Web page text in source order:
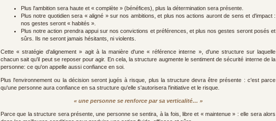
Plus l'ambition sera haute et « complète » (bénéfices), plus la détermination sera présente.
Plus notre quotidien sera « aligné » sur nos ambitions, et plus nos actions auront de sens et d'impact :
nos gestes seront « habités ».
Plus notre action prendra appui sur nos convictions et préférences, et plus nos gestes seront posés et
sûrs. Ils ne seront jamais hésitants, ni violents.
Cette « stratégie d'alignement » agit à la manière d'une « référence interne », d'une structure sur laquelle
chacun sait qu'il peut se reposer pour agir. En cela, la structure augmente le sentiment de sécurité interne de la
personne: ce qu'on appelle aussi confiance en soi.
Plus l'environnement ou la décision seront jugés à risque, plus la structure devra être présente : c'est parce
qu'une personne aura confiance en sa structure qu'elle s'autorisera l'initiative et le risque.
« une personne se renforce par sa verticalité… »
Parce que la structure sera présente, une personne se sentira, à la fois, libre et « maintenue » : elle sera alors